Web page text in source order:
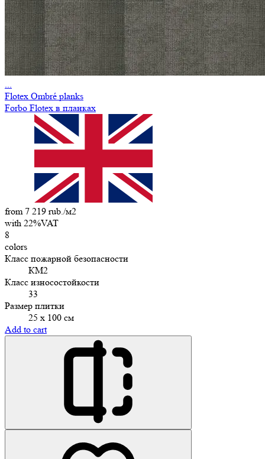
...
Flotex Ombré planks
Forbo Flotex в планках
from 7 219 rub./м2
with 22%VAT
8
colors
Класс пожарной безопасности
КМ2
Класс износостойкости
33
Размер плитки
25 х 100 см
Add to cart